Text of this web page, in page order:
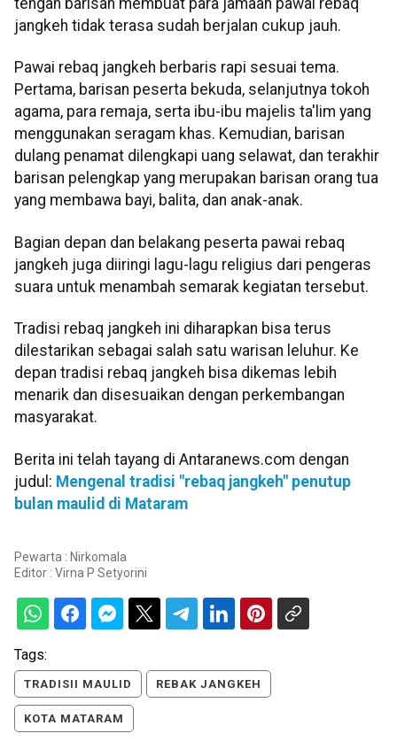
jangkeh tidak terasa sudah berjalan cukup jauh.
Pawai rebaq jangkeh berbaris rapi sesuai tema.
Pertama, barisan peserta bekuda, selanjutnya tokoh
agama, para remaja, serta ibu-ibu majelis ta'lim yang
menggunakan seragam khas. Kemudian, barisan
dulang penamat dilengkapi uang selawat, dan terakhir
barisan pelengkap yang merupakan barisan orang tua
yang membawa bayi, balita, dan anak-anak.
Bagian depan dan belakang peserta pawai rebaq
jangkeh juga diiringi lagu-lagu religius dari pengeras
suara untuk menambah semarak kegiatan tersebut.
Tradisi rebaq jangkeh ini diharapkan bisa terus
dilestarikan sebagai salah satu warisan leluhur. Ke
depan tradisi rebaq jangkeh bisa dikemas lebih
menarik dan disesuaikan dengan perkembangan
masyarakat.
Berita ini telah tayang di Antaranews.com dengan
judul: Mengenal tradisi "rebaq jangkeh" penutup
bulan maulid di Mataram
Pewarta : Nirkomala
Editor : Virna P Setyorini
Tags:
TRADISII MAULID REBAK JANGKEH
KOTA MATARAM